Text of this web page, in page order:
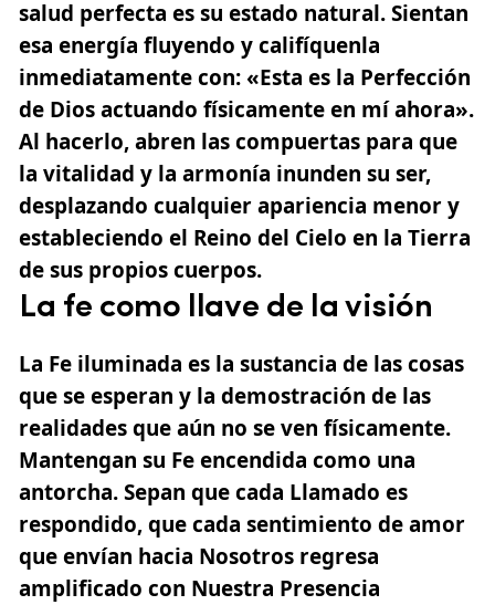
salud perfecta es su estado natural. Sientan
esa energía fluyendo y califíquenla
inmediatamente con:«Esta es la Perfección
de Dios actuando físicamente en mí ahora».
Al hacerlo, abren las compuertas para que
la vitalidad y la armonía inunden su ser,
desplazando cualquier apariencia menor y
estableciendo el Reino del Cielo en la Tierra
de sus propios cuerpos.
La fe como llave de la visión
La Fe iluminada es la sustancia de las cosas
que se esperan y la demostración de las
realidades que aún no se ven físicamente.
Mantengan su Fe encendida como una
antorcha. Sepan que cada Llamado es
respondido, que cada sentimiento de amor
que envían hacia Nosotros regresa
amplificado con Nuestra Presencia